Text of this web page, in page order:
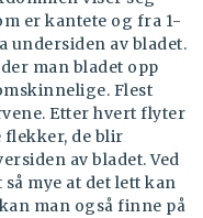
er kantete og fra 1-
undersiden av bladet.
man bladet opp
Flest
Etter hvert flyter
flekker, de blir
av bladet. Ved
mye at det lett kan
man også finne på